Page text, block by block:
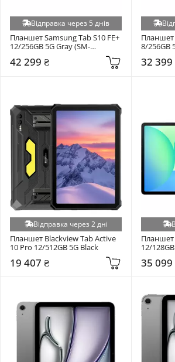
Відправка через 5 днів
Планшет Samsung Tab S10 FE+
12/256GB 5G Gray (SM-
42 299 ₴
Планшет
8/256GB
32 399
Відправка через 2 дні
Планшет Blackview Tab Active
10 Pro 12/512GB 5G Black
19 407 ₴
Планшет
12/
35 099